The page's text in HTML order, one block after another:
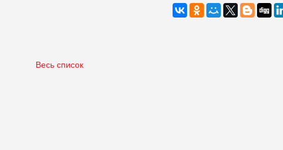
Весь список